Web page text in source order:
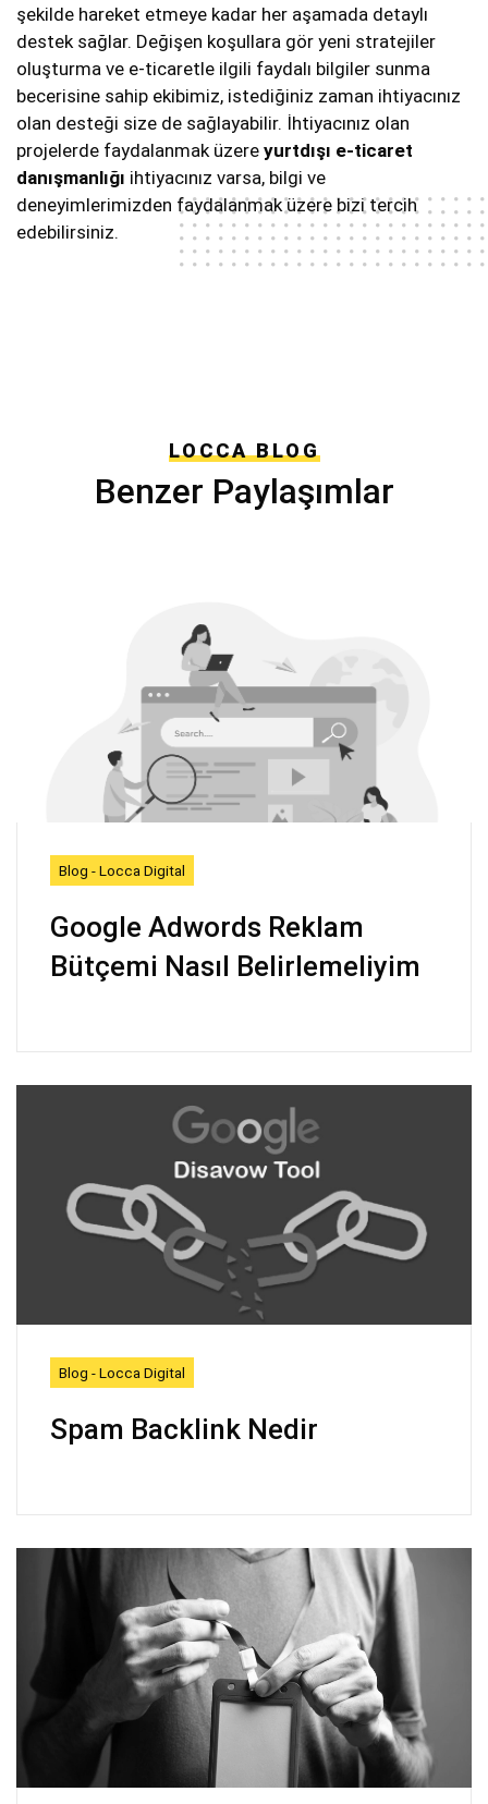
şekilde hareket etmeye kadar her aşamada detaylı
destek sağlar. Değişen koşullara gör yeni stratejiler
oluşturma ve e-ticaretle ilgili faydalı bilgiler sunma
becerisine sahip ekibimiz, istediğiniz zaman ihtiyacınız
olan desteği size de sağlayabilir. İhtiyacınız olan
projelerde faydalanmak üzere yurtdışı e-ticaret
danışmanlığı ihtiyacınız varsa, bilgi ve
deneyimlerimizden faydalanmak üzere bizi tercih
edebilirsiniz.
LOCCA BLOG
Benzer Paylaşımlar
Blog - Locca Digital
Google Adwords Reklam
Bütçemi Nasıl Belirlemeliyim
Blog - Locca Digital
Spam Backlink Nedir